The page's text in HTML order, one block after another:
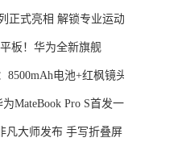
正式亮相 解锁专业运动
板！华为全新旗舰
8500mAh电池+红枫镜头
MateBook Pro S首发一
凡大师发布 手写折叠屏